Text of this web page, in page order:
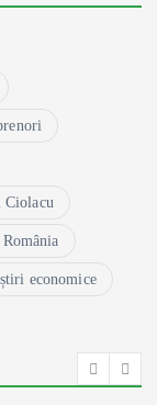
Ciolacu
știri economice